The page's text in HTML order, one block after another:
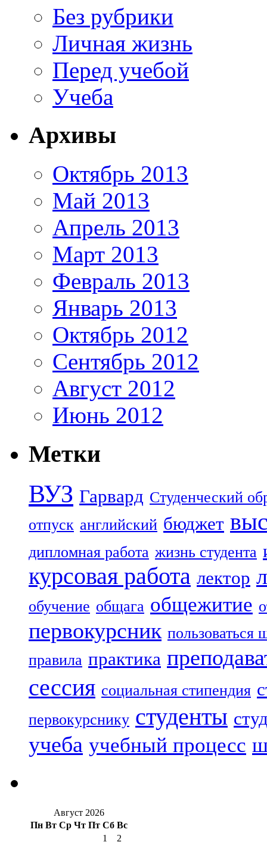
Без рубрики
Личная жизнь
Перед учебой
Учеба
Архивы
Октябрь 2013
Май 2013
Апрель 2013
Март 2013
Февраль 2013
Январь 2013
Октябрь 2012
Сентябрь 2012
Август 2012
Июнь 2012
Метки
ВУЗ Гарвард Студенческий
отпуск английский бюджет
дипломная работа жизнь студента
курсовая работа лектор
обучение общага общежитие
первокурсник пользоваться
правила практика
сессия социальная стипендия
первокурснику студенты
учеба учебный процесс
Август 2026
Пн Вт Ср Чт Пт Сб Вс
1
2